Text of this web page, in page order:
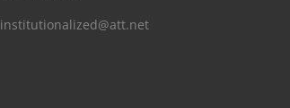
institutionalized@att.net